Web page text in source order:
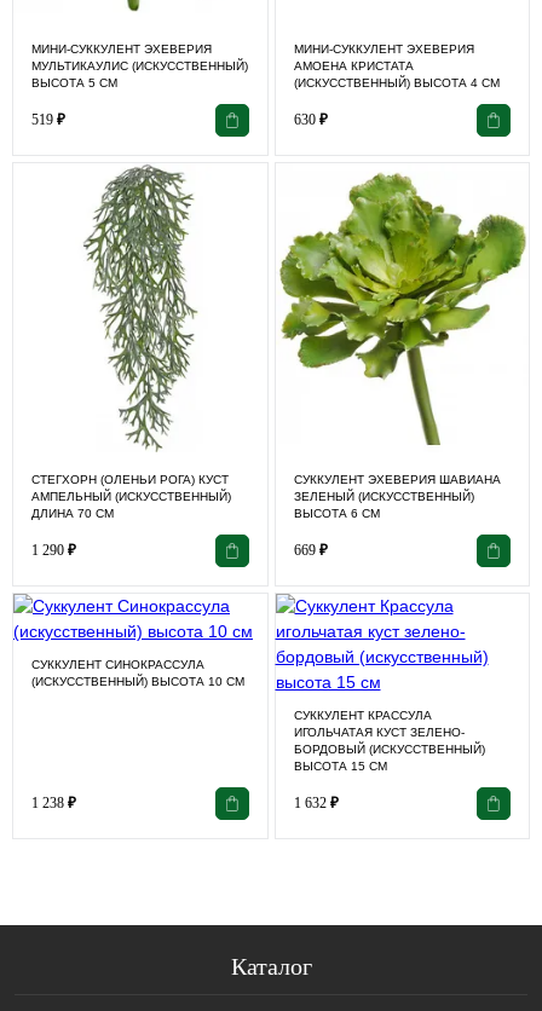
МИНИ-СУККУЛЕНТ ЭХЕВЕРИЯ
МУЛЬТИКАУЛИС (ИСКУССТВЕННЫЙ)
ВЫСОТА 5 СМ
519 ₽
МИНИ-СУККУЛЕНТ ЭХЕВЕРИЯ
АМОЕНА КРИСТАТА
(ИСКУССТВЕННЫЙ) ВЫСОТА 4 СМ
630 ₽
СТЕГХОРН (ОЛЕНЬИ РОГА) КУСТ
АМПЕЛЬНЫЙ (ИСКУССТВЕННЫЙ)
ДЛИНА 70 СМ
1 290 ₽
СУККУЛЕНТ ЭХЕВЕРИЯ ШАВИАНА
ЗЕЛЕНЫЙ (ИСКУССТВЕННЫЙ)
ВЫСОТА 6 СМ
669 ₽
СУККУЛЕНТ СИНОКРАССУЛА
(ИСКУССТВЕННЫЙ) ВЫСОТА 10 СМ
1 238 ₽
СУККУЛЕНТ КРАССУЛА
ИГОЛЬЧАТАЯ КУСТ ЗЕЛЕНО-
БОРДОВЫЙ (ИСКУССТВЕННЫЙ)
ВЫСОТА 15 СМ
1 632 ₽
Каталог